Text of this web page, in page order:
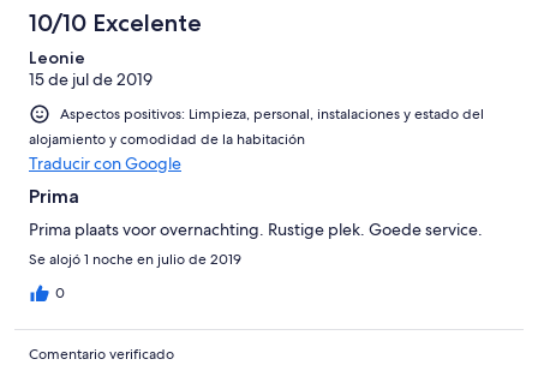
10/10 Excelente
Leonie
15 de jul de 2019
Aspectos positivos: Limpieza, personal, instalaciones y estado del
alojamiento y comodidad de la habitación
Traducir con Google
Prima
Prima plaats voor overnachting. Rustige plek. Goede service.
Se alojó 1 noche en julio de 2019
0
Comentario verificado